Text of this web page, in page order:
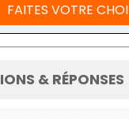
FAITES VOTRE
& RÉPONSES